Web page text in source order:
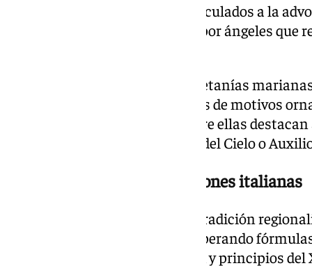
También figuran elementos vinculados a la
ancla y el salvavidas, portados por ángeles
Las zonas laterales muestran letanías
figuras alegóricas acompañadas de motivos
Renacimiento y el Barroco. Entre ellas
Mística, Torre de David, Puerta del Cielo o
Cerámica trianera y evocaciones italianas
La parte cerámica combina la tradición
del Quattrocento italiano, recuperando
la Sevilla de finales del siglo XIX y principios del